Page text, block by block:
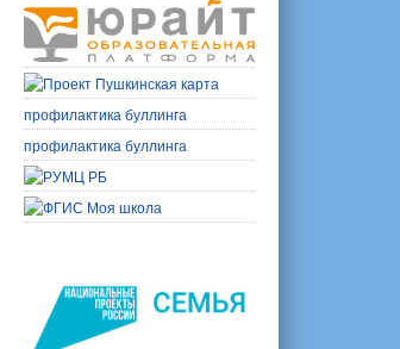
профилактика буллинга
профилактика буллинга